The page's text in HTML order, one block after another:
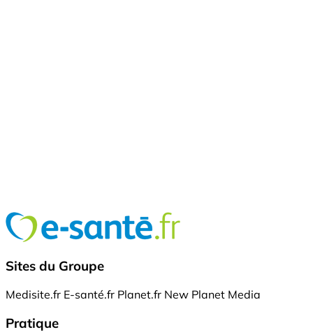
Sites du Groupe
Medisite.fr E-santé.fr Planet.fr New Planet Media
Pratique